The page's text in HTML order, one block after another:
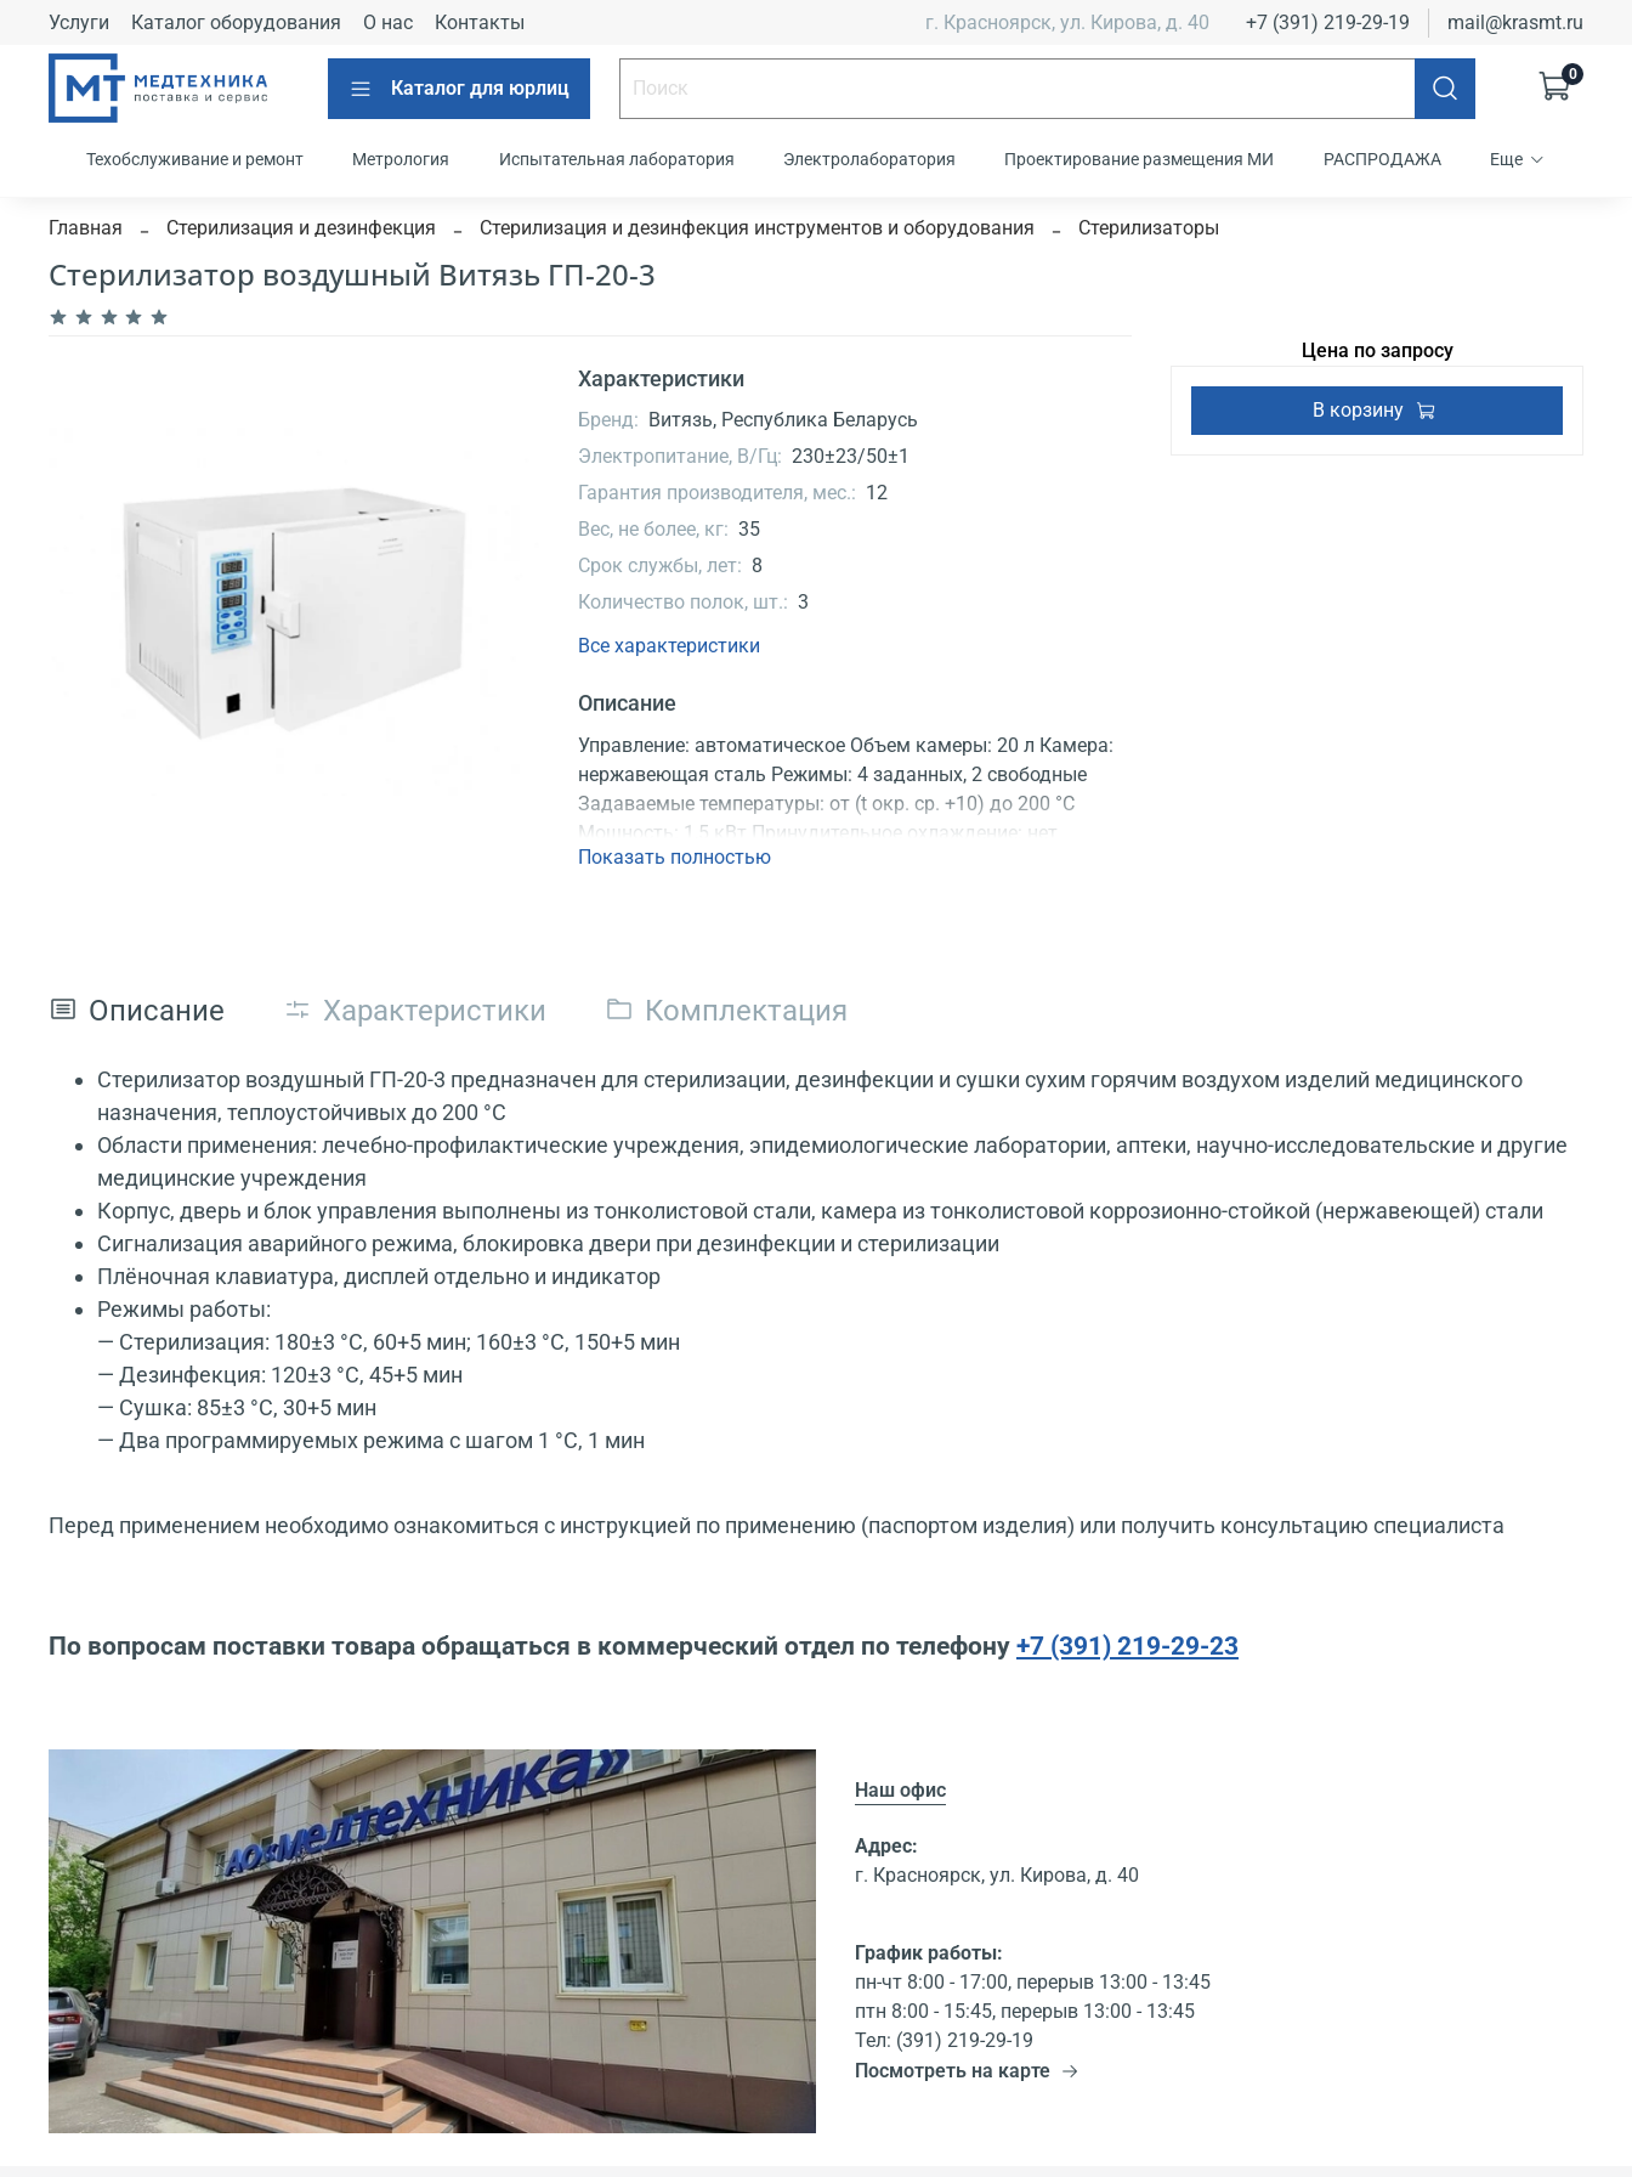
Услуги Каталог оборудования О нас Контакты г. Красноярск, ул. Кирова, д. 40 +7 (391) 219-29-19 mail@krasmt.ru
Каталог для юрлиц
0
Техобслуживание и ремонт Метрология Испытательная лаборатория Электролаборатория Проектирование размещения МИ РАСПРОДАЖА Еще
Главная Стерилизация и дезинфекция Стерилизация и дезинфекция инструментов и оборудования Стерилизаторы
Стерилизатор воздушный Витязь ГП-20-3
Характеристики
Бренд: Витязь, Республика Беларусь
Электропитание, В/Гц: 230±23/50±1
Гарантия производителя, мес.: 12
Вес, не более, кг: 35
Срок службы, лет: 8
Количество полок, шт.: 3
Все характеристики
Описание
Управление: автоматическое Объем камеры: 20 л Камера:
нержавеющая сталь Режимы: 4 заданных, 2 свободные
Задаваемые температуры: от (t окр. ср. +10) до 200 °C
Мощность: 1,5 кВт Принудительное охлаждение: нет
Регистрационное удостоверение
Показать полностью
Цена по запросу
В корзину
Описание Характеристики Комплектация
Стерилизатор воздушный ГП-20-3 предназначен для стерилизации, дезинфекции и сушки сухим горячим воздухом изделий медицинского
назначения, теплоустойчивых до 200 °С
Области применения: лечебно-профилактические учреждения, эпидемиологические лаборатории, аптеки, научно-исследовательские и другие
медицинские учреждения
Корпус, дверь и блок управления выполнены из тонколистовой стали, камера из тонколистовой коррозионно-стойкой (нержавеющей) стали
Сигнализация аварийного режима, блокировка двери при дезинфекции и стерилизации
Плёночная клавиатура, дисплей отдельно и индикатор
Режимы работы:
— Стерилизация: 180±3 °С, 60+5 мин; 160±3 °С, 150+5 мин
— Дезинфекция: 120±3 °С, 45+5 мин
— Сушка: 85±3 °С, 30+5 мин
— Два программируемых режима с шагом 1 °С, 1 мин
Перед применением необходимо ознакомиться с инструкцией по применению (паспортом изделия) или получить консультацию специалиста
По вопросам поставки товара обращаться в коммерческий отдел по телефону +7 (391) 219-29-23
Наш офис
Адрес:
г. Красноярск, ул. Кирова, д. 40
График работы:
пн-чт 8:00 - 17:00, перерыв 13:00 - 13:45
птн 8:00 - 15:45, перерыв 13:00 - 13:45
Тел: (391) 219-29-19
Посмотреть на карте